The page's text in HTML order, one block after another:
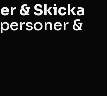
& Skicka
&